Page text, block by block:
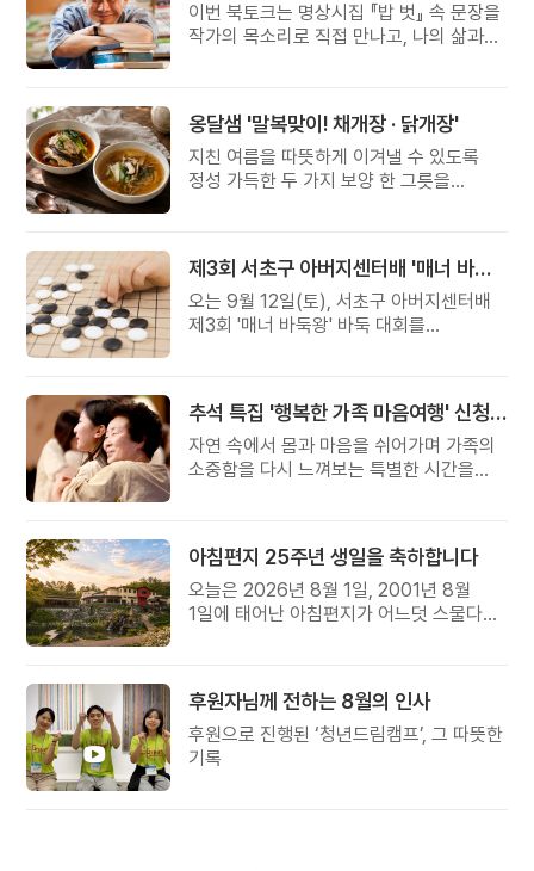
이번 북토크는 명상시집 『밥 벗』 속 문장을
작가의 목소리로 직접 만나고, 나의 삶과
옹달샘 '말복맞이! 채개장 · 닭개장'
지친 여름을 따뜻하게 이겨낼 수 있도록
정성 가득한 두 가지 보양 한 그릇을
제3회 서초구 아버지센터배 '매너 바둑왕' 대회
오는 9월 12일(토), 서초구 아버지센터배
제3회 '매너 바둑왕' 바둑 대회를
추석 특집 '행복한 가족 마음여행' 신청 안내
자연 속에서 몸과 마음을 쉬어가며 가족의
소중함을 다시 느껴보는 특별한 시간을
아침편지 25주년 생일을 축하합니다
오늘은 2026년 8월 1일, 2001년 8월
1일에 태어난 아침편지가 어느덧 스물다섯
후원자님께 전하는 8월의 인사
후원으로 진행된 ‘청년드림캠프’, 그 따뜻한
기록